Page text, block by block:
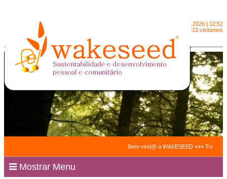
7.8.2026 | 12:52
2090513 visitantes
Bem-vind@ a WAKESEED »»»
Mostrar Menu